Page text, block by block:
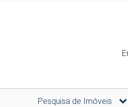
Pesquisa de Imóveis